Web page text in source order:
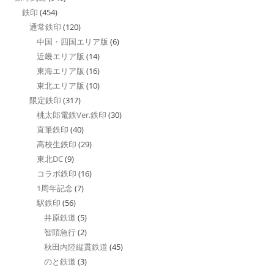
鉄印 (454)
通常鉄印 (120)
中国・四国エリア版 (6)
近畿エリア版 (14)
東海エリア版 (16)
東北エリア版 (10)
限定鉄印 (317)
桃太郎電鉄Ver.鉄印 (30)
直筆鉄印 (40)
高校生鉄印 (29)
東北DC(9)
コラボ鉄印 (16)
1周年記念 (7)
駅鉄印 (56)
井原鉄道 (5)
智頭急行(2)
秋田内陸縦貫鉄道 (45)
のと鉄道 (3)